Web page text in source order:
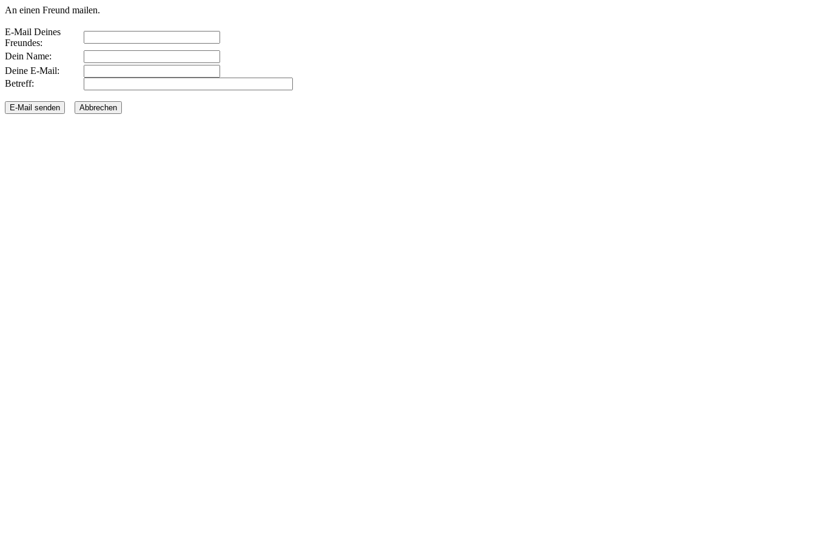
An einen Freund mailen.
E-Mail Deines
Freundes:
Dein Name:
Deine E-Mail:
Betreff: